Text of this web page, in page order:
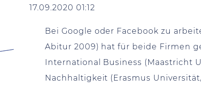
17.09.2020 01:12
Bei Google oder Facebook zu
Abitur 2009) hat für beide Firmen
International Business (Maastricht
Nachhaltigkeit (Erasmus